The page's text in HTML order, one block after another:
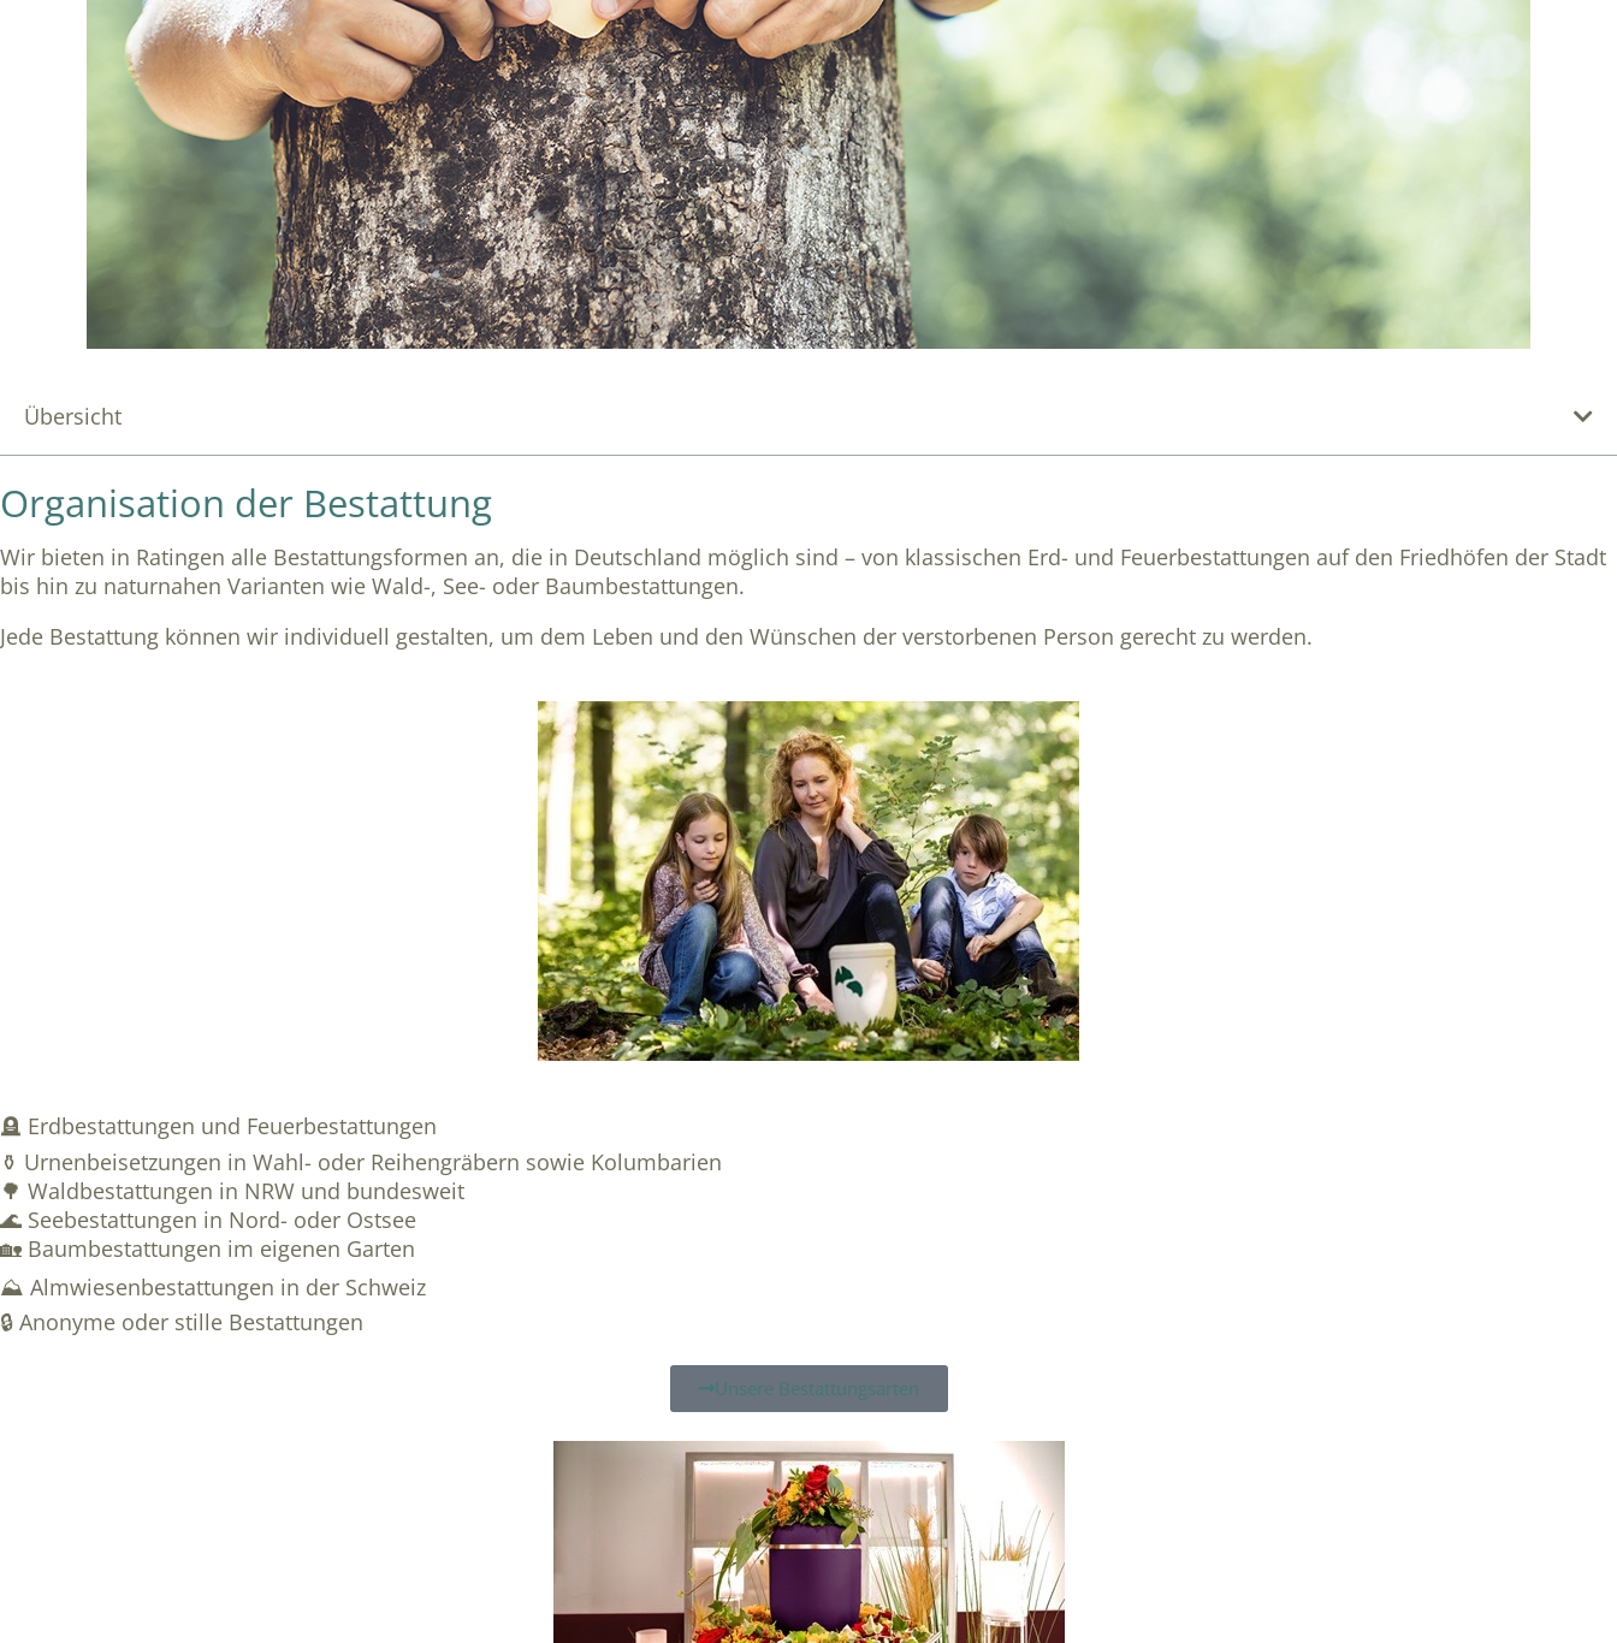
Übersicht
Organisation der Bestattung
Wir bieten in Ratingen alle Bestattungsformen an, die in Deutschland möglich sind – von klassischen Erd- und Feuerbestattungen auf den Friedhöfen der Stadt
bis hin zu naturnahen Varianten wie Wald-, See- oder Baumbestattungen.
Jede Bestattung können wir individuell gestalten, um dem Leben und den Wünschen der verstorbenen Person gerecht zu werden.
🪦 Erdbestattungen und Feuerbestattungen
⚱️ Urnenbeisetzungen in Wahl- oder Reihengräbern sowie Kolumbarien
🌳 Waldbestattungen in NRW und bundesweit
🌊 Seebestattungen in Nord- oder Ostsee
🏡 Baumbestattungen im eigenen Garten
⛰️ Almwiesenbestattungen in der Schweiz
🔒 Anonyme oder stille Bestattungen
Unsere Bestattungsarten